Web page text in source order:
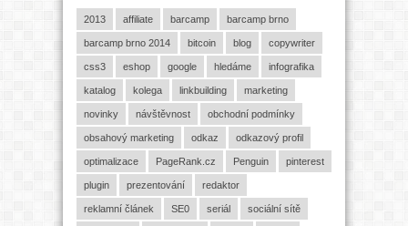
2013 affiliate barcamp barcamp brno
barcamp brno 2014 bitcoin blog copywriter
css3 eshop google hledáme infografika
katalog kolega linkbuilding marketing
novinky návštěvnost obchodní podmínky
obsahový marketing odkaz odkazový profil
optimalizace PageRank.cz Penguin pinterest
plugin prezentování redaktor
reklamní článek SE0 seriál sociální sítě